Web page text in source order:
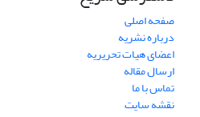
صفحه اصلی
درباره نشریه
اعضای هیات تحریریه
ارسال مقاله
تماس با ما
نقشه سایت